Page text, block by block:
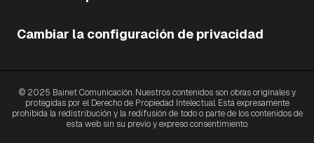
Cambiar la configuración de privacidad
© 2025 Bainet Comunicación. Nuestros contenidos son obras originales y
protegidas por el Derecho de Propiedad Intelectual. Está expresamente
prohibida la redistribución y la redifusión de todo o parte de los contenidos de
esta web sin su previo y expreso consentimiento.